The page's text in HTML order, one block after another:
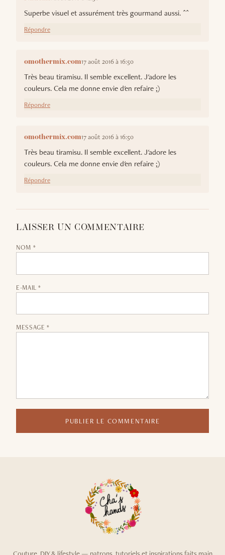
Superbe visuel et assurément très gourmand aussi. ^^
Répondre
omothermix.com17 août 2016 à 16:50
Très beau tiramisu. Il semble excellent. J'adore les
couleurs. Cela me donne envie d'en refaire ;)
Répondre
omothermix.com17 août 2016 à 16:50
Très beau tiramisu. Il semble excellent. J'adore les
couleurs. Cela me donne envie d'en refaire ;)
Répondre
LAISSER UN COMMENTAIRE
NOM *
E-MAIL *
MESSAGE *
PUBLIER LE COMMENTAIRE